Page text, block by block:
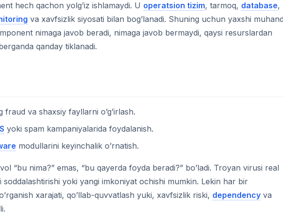
hech qachon yolg’iz ishlamaydi. U operatsion tizim, tarmoq, database,
va xavfsizlik siyosati bilan bog’lanadi. Shuning uchun yaxshi
nimaga javob beradi, nimaga javob bermaydi, qaysi resurslardan
qanday tiklanadi.
va shaxsiy fayllarni o’g’irlash.
yoki spam kampaniyalarida foydalanish.
modullarini keyinchalik o’rnatish.
“bu nima?” emas, “bu qayerda foyda beradi?” bo’ladi. Troyan virusi real
soddalashtirishi yoki yangi imkoniyat ochishi mumkin. Lekin har bir
xarajati, qo’llab-quvvatlash yuki, xavfsizlik riski, dependency va